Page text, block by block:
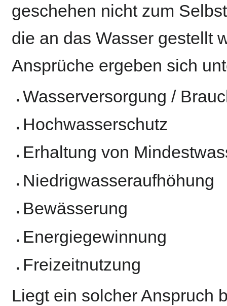
geschehen nicht zum
die an das Wasser gestellt
Ansprüche ergeben sich
Wasserversorgung /
Hochwasserschutz
Erhaltung von
Niedrigwasseraufhöhung
Bewässerung
Energiegewinnung
Freizeitnutzung
Liegt ein solcher Anspruch